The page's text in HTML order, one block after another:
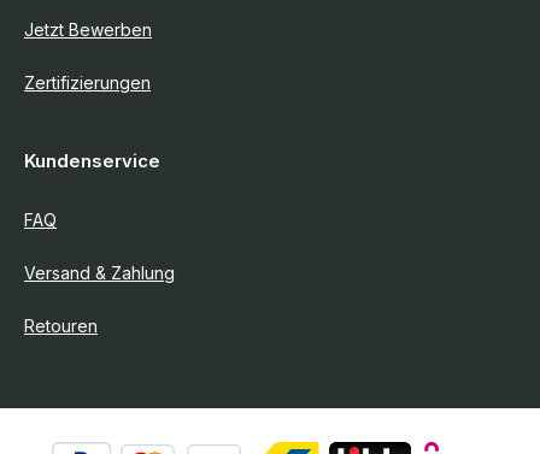
Jetzt Bewerben
Zertifizierungen
Kundenservice
FAQ
Versand & Zahlung
Retouren